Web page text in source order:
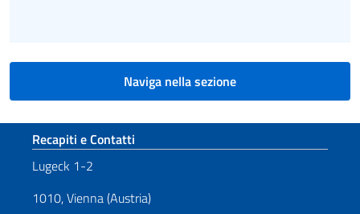
Naviga nella sezione
Sezione footer
Recapiti e Contatti
Lugeck 1-2
1010, Vienna (Austria)